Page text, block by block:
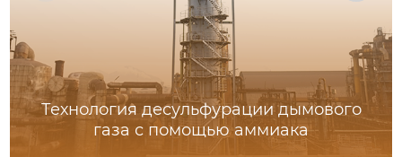
Технология десульфурации дымового
газа с помощью аммиака